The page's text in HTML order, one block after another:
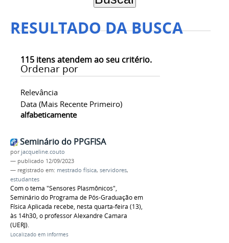
RESULTADO DA BUSCA
115 itens atendem ao seu critério.
Ordenar por
Relevância
Data (mais Recente Primeiro)
alfabeticamente
Seminário do PPGFISA
por jacqueline.couto
— publicado 12/09/2023
— registrado em: mestrado física, servidores,
estudantes
Com o tema "Sensores Plasmônicos",
Seminário do Programa de Pós-Graduação em
Física Aplicada recebe, nesta quarta-feira (13),
às 14h30, o professor Alexandre Camara
(UERJ).
Localizado em Informes